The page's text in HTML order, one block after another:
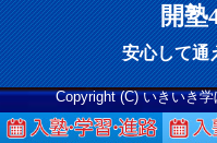
開塾
安心して通
Copyright (C) いきいき